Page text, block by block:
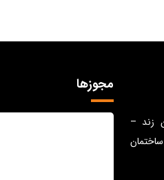
زند –
مجوزها